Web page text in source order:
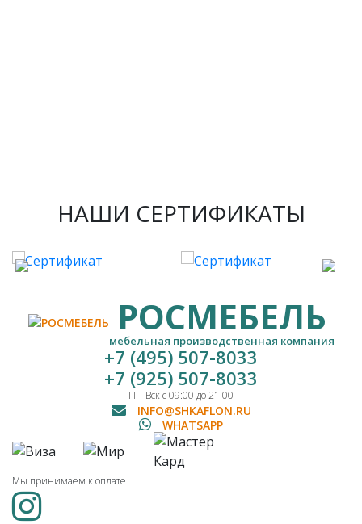
НАШИ СЕРТИФИКАТЫ
РОСМЕБЕЛЬ
мебельная производственная компания
+7 (495) 507-8033
+7 (925) 507-8033
Пн-Вск с 09:00 до 21:00
INFO@SHKAFLON.RU
WHATSAPP
Мы принимаем к оплате